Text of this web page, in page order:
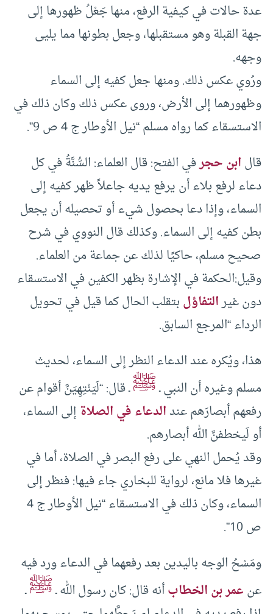
عدة حالات في كيفية الرفع، منها جَعْلُ ظهورها إلى
جهة القبلة وهو مستقبلها، وجعل بطونها مما يليى
وجهه.
ورُوي عكس ذلك. ومنها جعل كفيه إلى السماء
وظهورهما إلى الأرض، وروى عكس ذلك وكان ذلك في
الاستسقاء كما رواه مسلم “نيل الأوطار ج 4 ص 9”.
قالابن حجرفي الفتح: قال العلماء: السُّنَّةُ في كل
دعاء لرفع بلاء أن يرفع يديه جاعلاً ظهر كفيه إلى
السماء، وإذا دعا بحصول شيء أو تحصيله أن يجعل
بطن كفيه إلى السماء. وكذلك قال النووي في شرح
صحيح مسلم، حاكيًا لذلك عن جماعة من العلماء.
وقيل:الحكمة في الإشارة بظهر الكفين في الاستسقاء
دون غيرالتفاؤلبتقلب الحال كما قيل في تحويل
الرداء “المرجع السابق.
هذا، ويُكره عند الدعاء النظر إلى السماء، لحديث
مسلم وغيره أن النبي ـﷺـ قال: “لَيَنْتِهِيَنَّ أقوام عن
رفعهم أبصارَهم عندالدعاء في الصلاةإلى السماء،
أو لَيخطفنَّ الله أبصارهم.
وقد يُحمل النهي على رفع البصر في الصلاة، أما في
غيرها فلا مانع، لرواية للبخاري جاء فيها: فنظر إلى
السماء، وكان ذلك في الاستسقاء “نيل الأوطار ج 4
ص 10”.
ومَسْحُ الوجه باليدين بعد رفعهما في الدعاء ورد فيه
عنعمر بن الخطابأنه قال: كان رسول الله ـﷺـ